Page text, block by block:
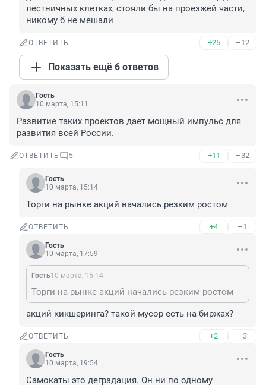
лестничных клетках, стояли бы на проезжей части,
никому б не мешали
ОТВЕТИТЬ +25 –12
Показать ещё 6 ответов
Гость
10 марта, 15:11
Развитие таких проектов дает мощный импульс для
развития всей России.
ОТВЕТИТЬ 5 +11 –32
Гость
10 марта, 15:14
Торги на рынке акций начались резким ростом
ОТВЕТИТЬ +4 –1
Гость
10 марта, 17:59
Гость10 марта, 15:14
Торги на рынке акций начались резким ростом
акций кикшеринга? такой мусор есть на биржах?
ОТВЕТИТЬ +2 –3
Гость
10 марта, 19:54
Самокаты это деградация. Он ни по одному